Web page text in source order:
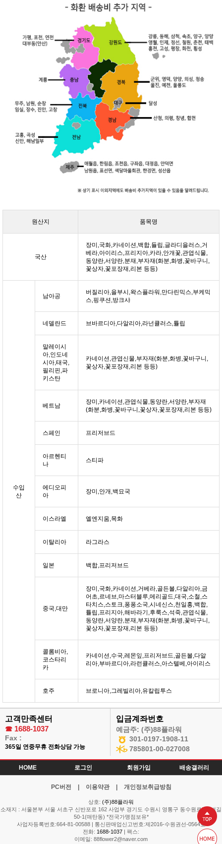
원산지 품목명
국산
장미,국화,카네이션,백합,듈립,글라디을러스,거
베라,아이리스,프리지아,카라,안개꽃,관엽식물,
동양란,서양란,분재,부자재(화분,화병,꽃바구니,
꽃상자,꽃포장재,리본 등등)
수입
산
남아공
버질리아,을부시,왁스플라워,만다린믹스,부케믹
스,핑쿠션,방크샤
네델란드 브바르디아,다알리아,라넌큘러스,튤립
말레이시
아,인도네
시아,태국,
필리핀,파
키스탄
카네이션,관엽신물,부자재(화분,화병,꽃바구니,
꽃상자,꽃포장재,리본 등등)
베트남
장미,카네이션,관엽식물,동양란,서양란,부자재
(화분,화병,꽃바구니,꽃상자,꽃포장재,리본 등등)
스페인 프리저브드
아르헨티
나
스티파
에디오피
아
장미,안개,백묘국
이스라엘 엘엔지움,목화
이탈리아 라그라스
일본 백합,프리저브드
중국,대만
장미,국화,카네이션,거베라,골든볼,다알리아,금
어초,르네브,마스터블루,메리골드,대국,소철,스
타치스,스토크,퐁퐁소국,시네신스,천일홍,백합,
튤립,프리지아,해바라기,후룩스,석죽,관엽식물,
동양란,서양란,분재,부자재(화분,화병,꽃바구니,
꽃상자,꽃포장재,리본 등등)
콜롬비아,
코스타리
카
카네이션,수국,레몬잎,프리저브드,골든볼,다알
리아,부바르디아,라런큘러스,아스텔베,아이리스
호주 브로니아,그레빌리아,유칼립투스
고객만족센터
☎ 1688-1037
Fax :
365일 연중무휴 전화상담 가능
입금계좌번호
예금주: (주)88플라워
301-0197-1908-11
785801-00-027008
HOME 로그인 회원가입 배송갤러리
PC버전 이용약관 개인정보취급방침
상호: (주)88플라워
소재지 : 서울본부 서울 서초구 신반포로 162 사업부 경기도 수원시 영통구 동수원로514번길
50-1(매탄동) *전국가맹점보유*
사업자등록번호:664-81-00588 | 통신판매업신고번호:제2016-수원권선-0564호
전화: 1688-1037 | 팩스:
이메일: 88flower2@naver.com